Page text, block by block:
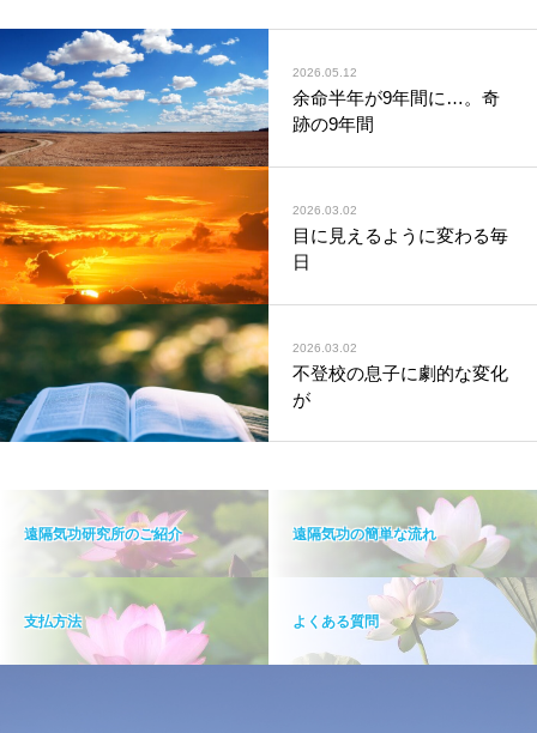
2026.05.12
余命半年が9年間に…。奇
跡の9年間
2026.03.02
目に見えるように変わる毎
日
2026.03.02
不登校の息子に劇的な変化
が
遠隔気功研究所のご紹介 遠隔気功の簡単な流れ
支払方法 よくある質問